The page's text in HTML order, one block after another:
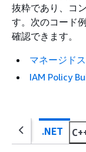
抜粋であり、コ
す。次のコード
確認できます。
マネージド
IAM Policy
.NET